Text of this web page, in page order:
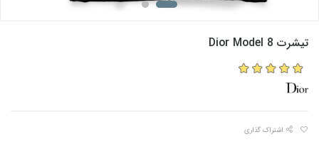
تیشرت Dior Model 8
اشتراک گذاری